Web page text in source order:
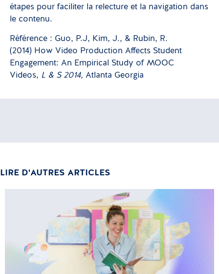
étapes pour faciliter la relecture et la navigation dans
le contenu.
Référence : Guo, P.J, Kim, J., & Rubin, R.
(2014) How Video Production Affects Student
Engagement: An Empirical Study of MOOC
Videos, L & S 2014, Atlanta Georgia
LIRE D'AUTRES ARTICLES